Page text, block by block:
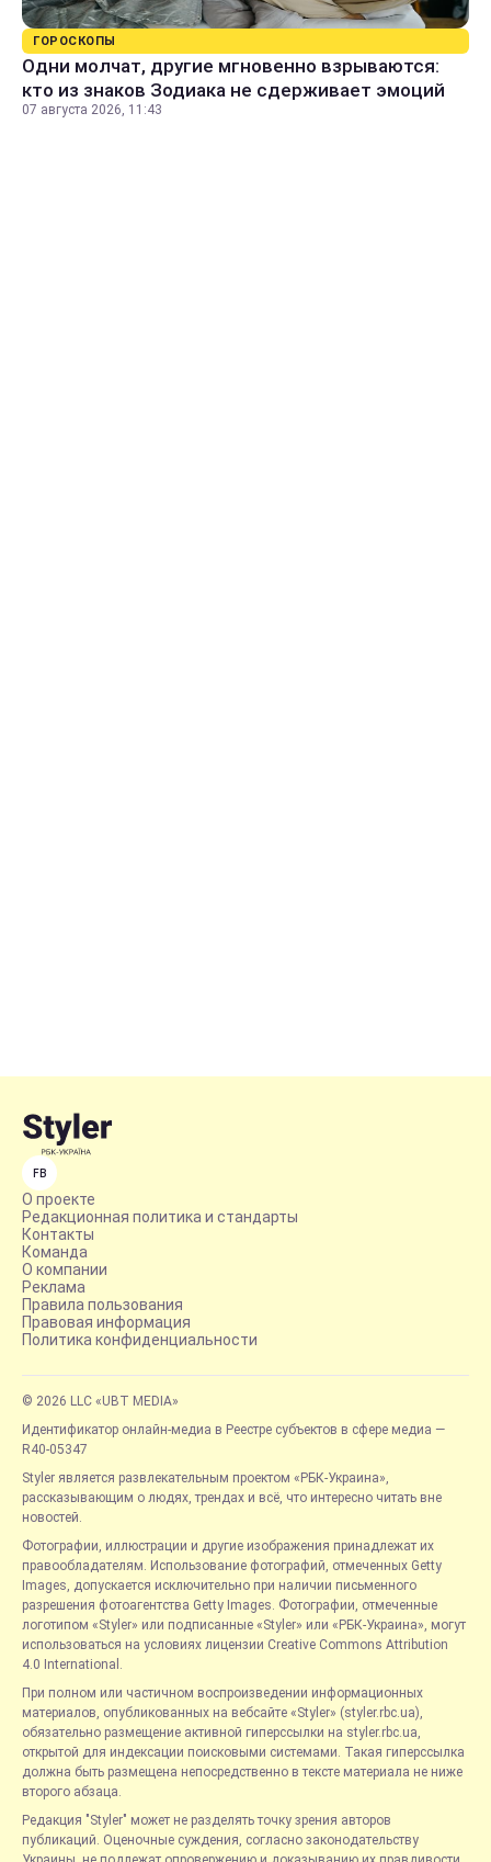
ГОРОСКОПЫ
Одни молчат, другие мгновенно взрываются:
кто из знаков Зодиака не сдерживает эмоций
07 августа 2026, 11:43
FB
О проекте
Редакционная политика и стандарты
Контакты
Команда
О компании
Реклама
Правила пользования
Правовая информация
Политика конфиденциальности
© 2026 LLC «UBT MEDIA»
Идентификатор онлайн-медиа в Реестре субъектов в сфере медиа —
R40-05347
Styler является развлекательным проектом «РБК-Украина»,
рассказывающим о людях, трендах и всё, что интересно читать вне
новостей.
Фотографии, иллюстрации и другие изображения принадлежат их
правообладателям. Использование фотографий, отмеченных Getty
Images, допускается исключительно при наличии письменного
разрешения фотоагентства Getty Images. Фотографии, отмеченные
логотипом «Styler» или подписанные «Styler» или «РБК-Украина», могут
использоваться на условиях лицензии Creative Commons Attribution
4.0 International.
При полном или частичном воспроизведении информационных
материалов, опубликованных на вебсайте «Styler» (styler.rbc.ua),
обязательно размещение активной гиперссылки на styler.rbc.ua,
открытой для индексации поисковыми системами. Такая гиперссылка
должна быть размещена непосредственно в тексте материала не ниже
второго абзаца.
Редакция "Styler" может не разделять точку зрения авторов
публикаций. Оценочные суждения, согласно законодательству